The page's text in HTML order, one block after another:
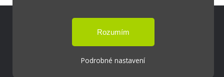
Podrobné nastavení
Škola Online